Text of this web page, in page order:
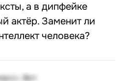
а в дипфейке
актёр. Заменит ли
человека?